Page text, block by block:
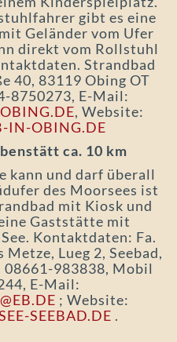
gibt es eine
Geländer vom Ufer
direkt vom Rollstuhl
Strandbad
40, 83119 Obing OT
8750273, E-Mail:
, Website:
IN-OBING.DE
ca. 10 km
kann und darf überall
des Moorsees ist
mit Kiosk und
Gaststätte mit
Kontaktdaten: Fa.
Lueg 2, Seebad,
08661-983838, Mobil
E-Mail:
; Website:
SEEBAD.DE .